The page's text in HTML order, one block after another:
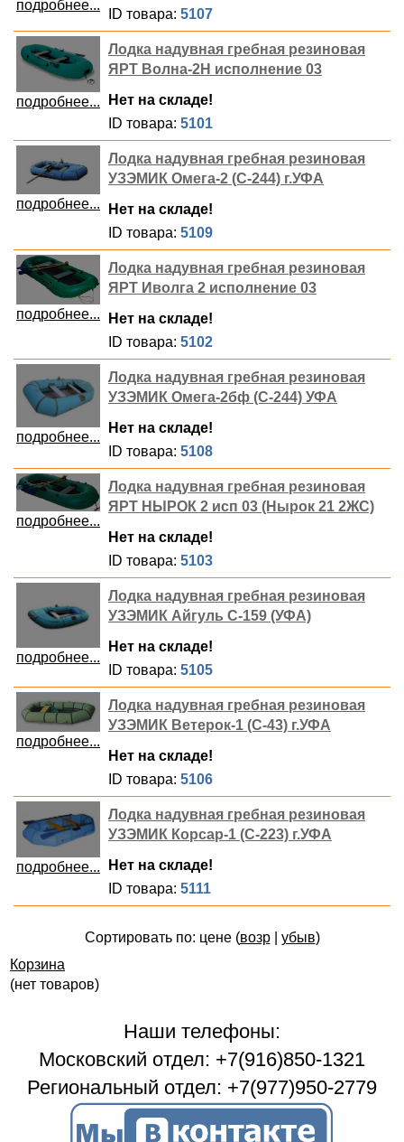
подробнее...
ID товара: 5107
подробнее...
Лодка надувная гребная резиновая
ЯРТ Волна-2Н исполнение 03
Нет на складе!
ID товара: 5101
подробнее...
Лодка надувная гребная резиновая
УЗЭМИК Омега-2 (С-244) г.УФА
Нет на складе!
ID товара: 5109
подробнее...
Лодка надувная гребная резиновая
ЯРТ Иволга 2 исполнение 03
Нет на складе!
ID товара: 5102
подробнее...
Лодка надувная гребная резиновая
УЗЭМИК Омега-2бф (С-244) УФА
Нет на складе!
ID товара: 5108
подробнее...
Лодка надувная гребная резиновая
ЯРТ НЫРОК 2 исп 03 (Нырок 21 2ЖС)
Нет на складе!
ID товара: 5103
подробнее...
Лодка надувная гребная резиновая
УЗЭМИК Айгуль С-159 (УФА)
Нет на складе!
ID товара: 5105
подробнее...
Лодка надувная гребная резиновая
УЗЭМИК Ветерок-1 (С-43) г.УФА
Нет на складе!
ID товара: 5106
подробнее...
Лодка надувная гребная резиновая
УЗЭМИК Корсар-1 (С-223) г.УФА
Нет на складе!
ID товара: 5111
Сортировать по: цене (возр| убыв)
Корзина
(нет товаров)
Наши телефоны:
Московский отдел: +7(916)850-1321
Региональный отдел: +7(977)950-2779